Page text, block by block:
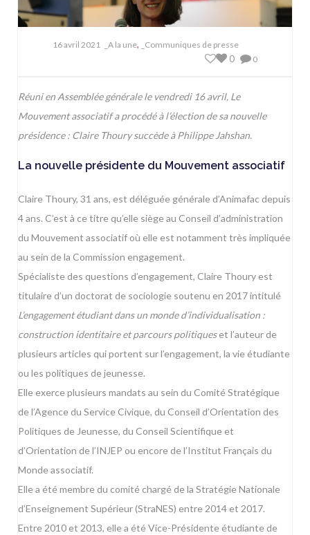
16 avril 2021 _A la une,
_Communiques de presse
0
0
Réuni en Assemblée générale le vendredi 16 avril, Le
Mouvement associatif a procédé à l’élection de sa nouvelle
présidence : Claire Thoury succède à Philippe Jahshan.
La nouvelle présidente du Mouvement associatif
Claire Thoury, 31 ans, est déléguée générale d’Animafac depuis
4 ans. C’est à ce titre qu’elle siège au Conseil d’administration
du Mouvement associatif où elle est notamment très impliquée
au sein de la Commission engagement.
Spécialiste des questions d’engagement, Claire Thoury est
titulaire d’un doctorat de sociologie soutenu en 2017 intitulé
L’engagement étudiant dans un monde d’individualisation :
construction identitaire et parcours politiqueset l’auteur de
plusieurs articles qui portent sur l’engagement, la vie étudiante
ou les politiques de jeunesse.
Elle exerce plusieurs mandats au sein du Comité Stratégique
de l’Agence du Service Civique, du Conseil d’Orientation des
Politiques de Jeunesse, du Conseil Scientifique et
d’Orientation de l’INJEP ou encore de l’Institut Français du
Monde associatif.
Elle a été membre du comité chargé de la Stratégie Nationale
d’Enseignement Supérieur (StraNES) entre 2014 et 2017.
Entre 2010 et 2013, elle a été Vice-Présidente étudiante de